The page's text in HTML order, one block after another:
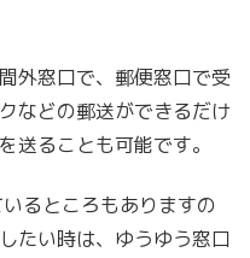
外窓口で、郵便窓口で受
などの郵送ができるだけ
送ることも可能です。
いるところもありますの
たい時は、ゆうゆう窓口